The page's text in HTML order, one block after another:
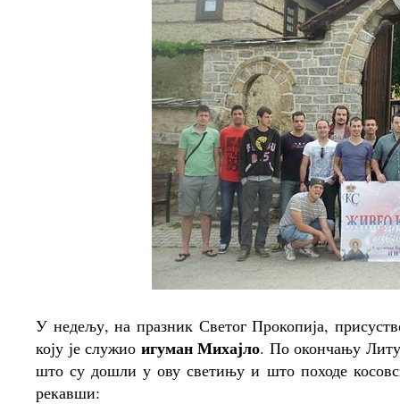
У недељу, на празник Светог Прокопија,
коју је служио игуман Михајло. По окончању
што су дошли у ову светињу и што походе
рекавши: